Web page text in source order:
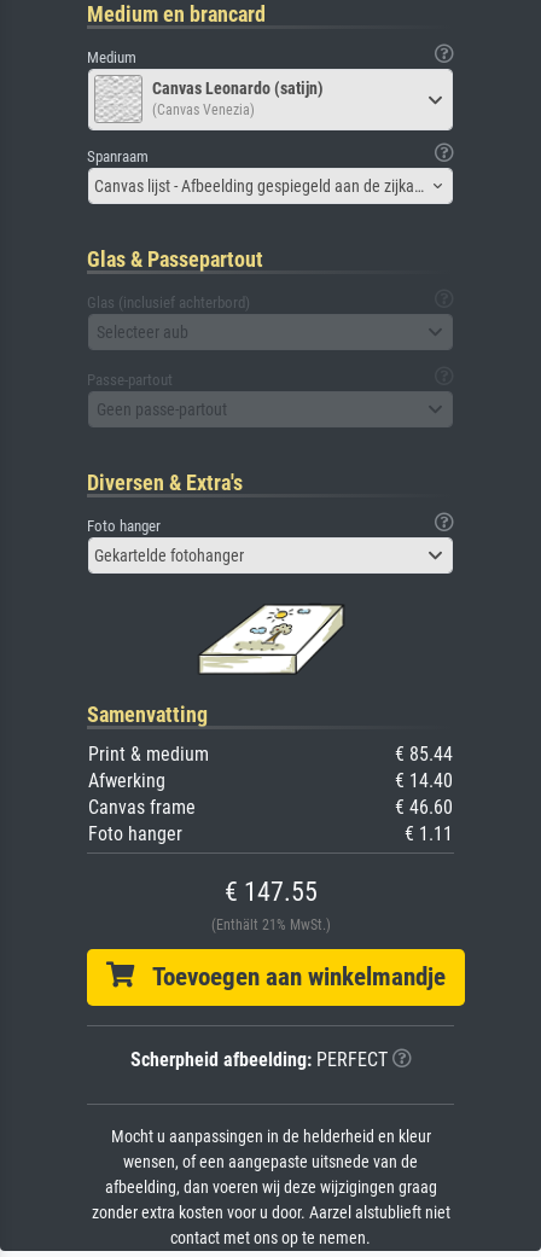
Medium en brancard
Medium
Canvas Leonardo (satijn)
(Canvas Venezia)
Spanraam
Canvas lijst - Afbeelding gespiegeld aan de zijkant
Glas & Passepartout
Glas (inclusief achterbord)
Selecteer aub
Passe-partout
Geen passe-partout
Diversen & Extra's
Foto hanger
Gekartelde fotohanger
Samenvatting
Print & medium
€ 85.44
Afwerking
€ 14.40
Canvas frame
€ 46.60
Foto hanger
€ 1.11
€ 147.55
(Enthält 21% MwSt.)
Toevoegen aan winkelmandje
Scherpheid afbeelding:PERFECT
Mocht u aanpassingen in de helderheid en kleur
wensen, of een aangepaste uitsnede van de
afbeelding, dan voeren wij deze wijzigingen graag
zonder extra kosten voor u door. Aarzel alstublieft niet
contact met ons op te nemen.